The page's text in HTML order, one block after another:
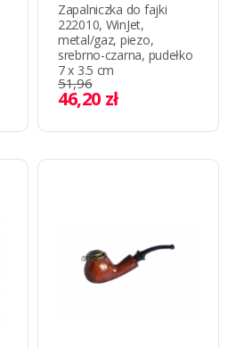
Zapalniczka do fajki
222010, WinJet,
metal/gaz, piezo,
srebrno-czarna, pudełko
7 x 3.5 cm
51,96
46,20 zł